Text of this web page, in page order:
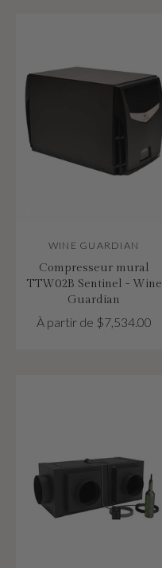
WINE GUARDIAN
Compresseur mural
TTW02B Sentinel - Wine
Guardian
À partir de $7,534.00